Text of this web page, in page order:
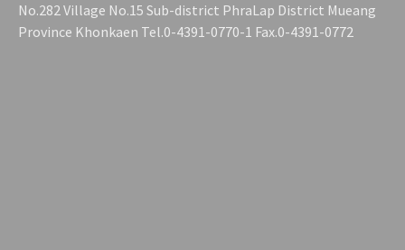
No.282 Village No.15 Sub-district PhraLap District Mueang
Province Khonkaen Tel.0-4391-0770-1 Fax.0-4391-0772